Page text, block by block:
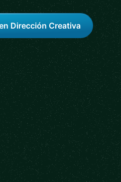
Dirección Creativa
5 out of 5 stars